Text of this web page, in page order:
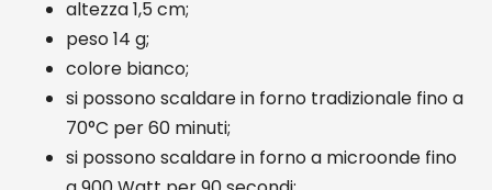
altezza 1,5 cm;
peso 14 g;
colore bianco;
si possono scaldare in forno tradizionale fino a
70°C per 60 minuti;
si possono scaldare in forno a microonde fino